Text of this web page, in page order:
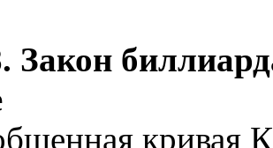
Закон
кривая